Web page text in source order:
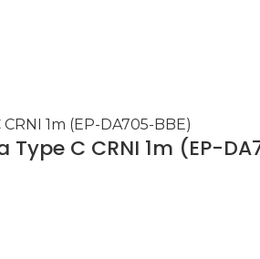
Type C CRNI 1m (EP-